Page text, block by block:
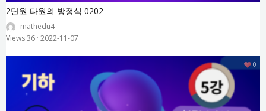
2단원 타원의 방정식 0202
mathedu4
Views 36 · 2022-11-07
0